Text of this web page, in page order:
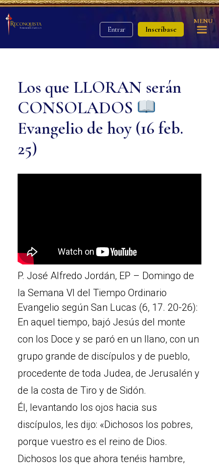
Entrar Inscríbase
MENU
Los que LLORAN serán
CONSOLADOS
Evangelio de hoy (16 feb.
25)
P. José Alfredo Jordán, EP – Domingo de
la Semana VI del Tiempo Ordinario
Evangelio según San Lucas (6, 17. 20-26):
En aquel tiempo, bajó Jesús del monte
con los Doce y se paró en un llano, con un
grupo grande de discípulos y de pueblo,
procedente de toda Judea, de Jerusalén y
de la costa de Tiro y de Sidón.
Él, levantando los ojos hacia sus
discípulos, les dijo: «Dichosos los pobres,
porque vuestro es el reino de Dios.
Dichosos los que ahora tenéis hambre,